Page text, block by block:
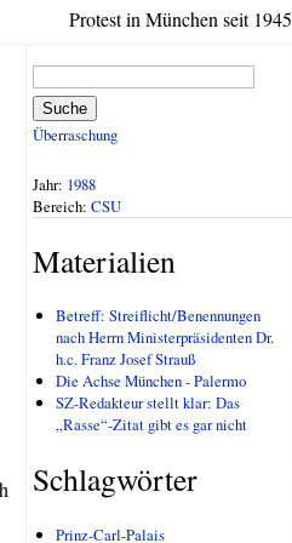
Protest in München seit 1945
Suche
Überraschung
Jahr: 1988
Bereich: CSU
Materialien
Betreff: Streiflicht/Benennungen
nach Herrn Ministerpräsidenten Dr.
h.c. Franz Josef Strauß
Die Achse München - Palermo
SZ-Redakteur stellt klar: Das
„Rasse“-Zitat gibt es gar nicht
Schlagwörter
Prinz-Carl-Palais